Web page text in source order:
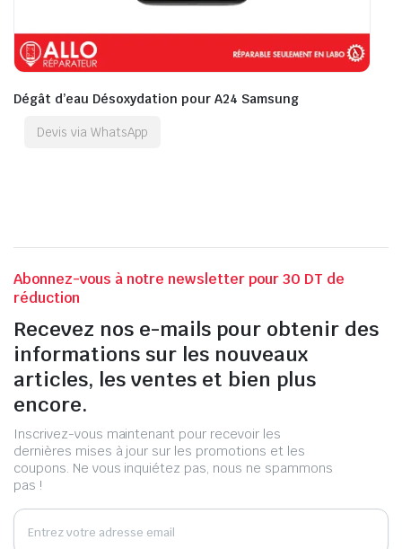
Dégât d’eau Désoxydation pour A24 Samsung
Devis via WhatsApp
Abonnez-vous à notre newsletter pour 30 DT de
réduction
Recevez nos e-mails pour obtenir des
informations sur les nouveaux
articles, les ventes et bien plus
encore.
Inscrivez-vous maintenant pour recevoir les
dernières mises à jour sur les promotions et les
coupons. Ne vous inquiétez pas, nous ne spammons
pas !